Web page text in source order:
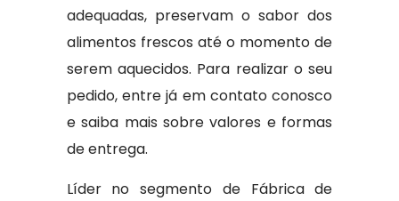
adequadas, preservam o sabor dos
alimentos frescos até o momento de
serem aquecidos. Para realizar o seu
pedido, entre já em contato conosco
e saiba mais sobre valores e formas
de entrega.
Líder no segmento de Fábrica de